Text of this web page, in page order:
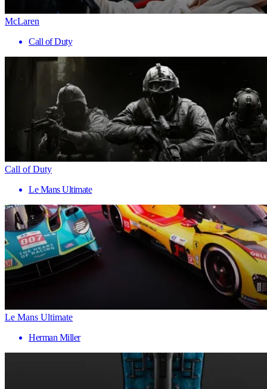
McLaren
Call of Duty
Call of Duty
Le Mans Ultimate
Le Mans Ultimate
Herman Miller